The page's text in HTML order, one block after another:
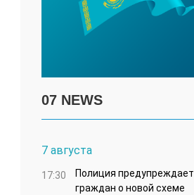
07 NEWS
7 августа
17:30
Полиция предупреждает
граждан о новой схеме